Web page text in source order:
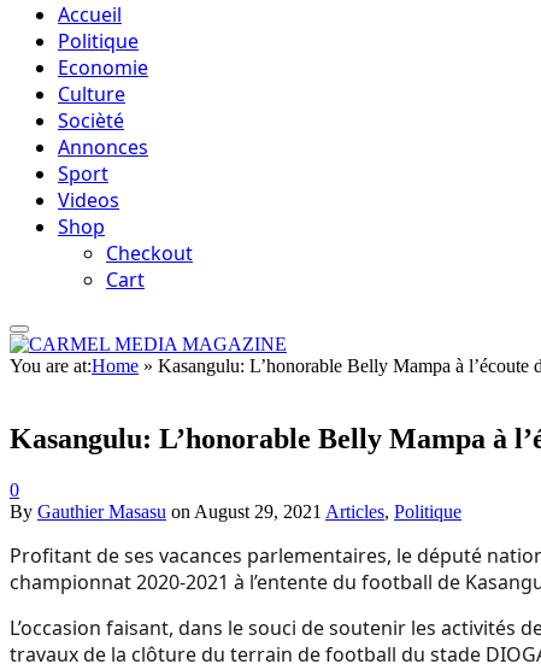
Accueil
Politique
Economie
Culture
Socièté
Annonces
Sport
Videos
Shop
Checkout
Cart
You are at:Home » Kasangulu: L’honorable Belly Mampa à l’écoute
Kasangulu: L’honorable Belly Mampa à
0
By Gauthier Masasu on August 29, 2021 Articles, Politique
Profitant de ses vacances parlementaires, le député
championnat 2020-2021 à l’entente du football de
L’occasion faisant, dans le souci de soutenir les activités
travaux de la clôture du terrain de football du stade